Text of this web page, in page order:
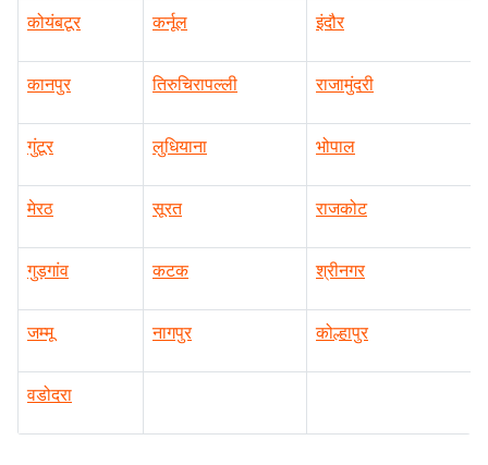
कोयंबटूर कर्नूल इंदौर
कानपुर तिरुचिरापल्ली राजामुंदरी
गुंटूर लुधियाना भोपाल
मेरठ सूरत राजकोट
गुड़गांव कटक श्रीनगर
जम्मू नागपुर कोल्हापुर
वडोदरा